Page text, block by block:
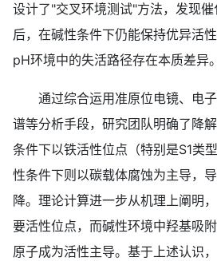
设计了"交叉环境测试"方法，发现
后，在碱性条件下仍能保持优异活
pH环境中的失活路径存在本质差异。
通过综合运用准原位电镜、电子
谱等分析手段，研究团队明确了降
条件下以铁活性位点（特别是S1类
性条件下则以碳载体腐蚀为主导，
降。理论计算进一步从机理上阐明
要活性位点，而碱性环境中羟基吸
原子成为活性主导。基于上述认识